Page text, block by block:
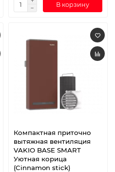
В корзину
Компактная приточно
вытяжная вентиляция
VAKIO BASE SMART
Уютная корица
(Cinnamon stick)